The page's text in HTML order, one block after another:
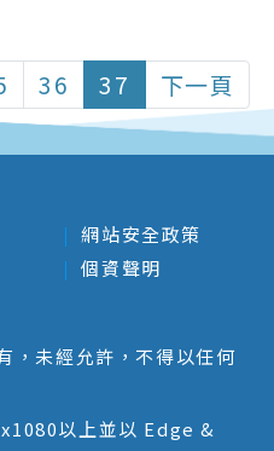
36 37 下一頁
網站安全政策
個資聲明
，未經允許，不得以任何
以上並以 Edge &